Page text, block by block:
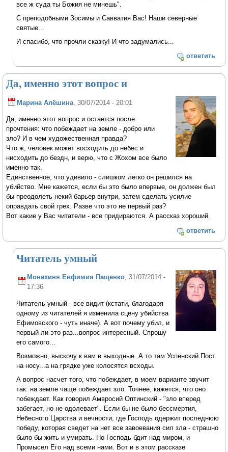
все ж суда ты Божия не минешь".
С преподобными Зосимы и Савватия Вас! Наши северные
святые...
И спасибо, что прочли сказку! И что задумались...
ответить
Да, именно этот вопрос и
Марина Алёшина , 30/07/2014 - 20:01
Да, именно этот вопрос и остается после
прочтения: что побеждает на земле - добро или
зло? И в чем художественная правда?
Что ж, человек может восходить до небес и
нисходить до бездн, и верю, что с Жохом все было
именно так.
Единственное, что удивило - слишком легко он решился на
убийство. Мне кажется, если бы это было впервые, он должен был
бы преодолеть некий барьер внутри, затем сделать усилие
оправдать свой грех. Разве что это не первый раз?
Вот какие у Вас читатели - все придираются. А рассказ хороший.
ответить
Читатель умный
Монахиня Евфимия Пащенко, 31/07/2014 -
17:36
Читатель умный - все видит (кстати, благодаря
одному из читателей я изменила сцену убийства
Ефимовского - чуть иначе). А вот почему убил, и
первый ли это раз...вопрос интересный. Спрошу
его самого...
Возможно, выскочу к вам в выходные. А то там Успенский Пост
на носу...а на грядке уже колосятся всходы.
А вопрос насчет того, что побеждает, в моем варианте звучит
так: на земле чаще побеждает зло. Точнее, кажется, что оно
побеждает. Как говорил Амвросий Оптинский - "зло вперед
забегает, но не одолевает". Если бы не было бессмертия,
Небесного Царства и вечности, где Господь одержит последнюю
победу, которая сведет на нет все завоевания сил зла - страшно
было бы жить и умирать. Но Господь бдит над миром, и
Промысел Его над всеми нами. Вот и в этом рассказе